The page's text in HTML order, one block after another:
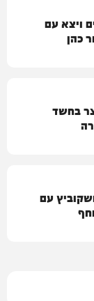
ויצא עם
כהן
בחשד
עם